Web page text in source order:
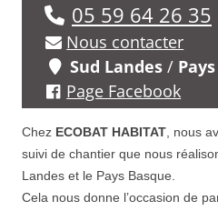
05 59 64 26 35
Nous contacter
Sud Landes /
Page Facebook
Chez ECOBAT HABITAT , nous
suivi de chantier que nous
Landes et le Pays Basque.
Cela nous donne l’occasion de